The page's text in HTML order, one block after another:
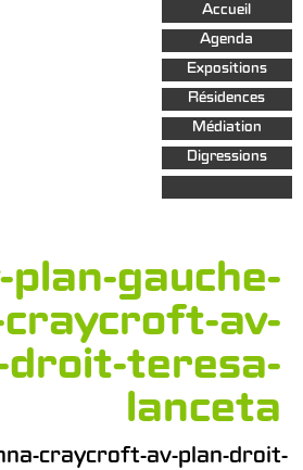
Aller au
contenu
principal
Accueil
Agenda
Expositions
Résidences
Médiation
Digressions
plan-gauche-
craycroft-av-
droit-teresa-
lanceta
craycroft-av-plan-droit-